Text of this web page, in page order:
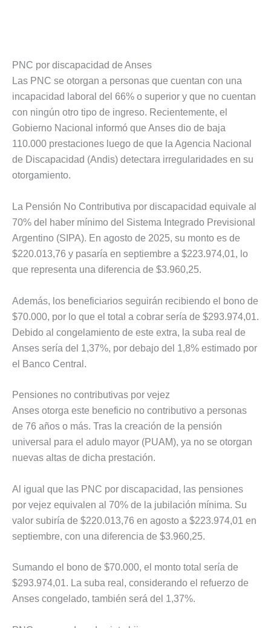
PNC por discapacidad de Anses
Las PNC se otorgan a personas que cuentan con una
incapacidad laboral del 66% o superior y que no cuentan
con ningún otro tipo de ingreso. Recientemente, el
Gobierno Nacional informó que Anses dio de baja
110.000 prestaciones luego de que la Agencia Nacional
de Discapacidad (Andis) detectara irregularidades en su
otorgamiento.
La Pensión No Contributiva por discapacidad equivale al
70% del haber mínimo del Sistema Integrado Previsional
Argentino (SIPA). En agosto de 2025, su monto es de
$220.013,76 y pasaría en septiembre a $223.974,01, lo
que representa una diferencia de $3.960,25.
Además, los beneficiarios seguirán recibiendo el bono de
$70.000, por lo que el total a cobrar sería de $293.974,01.
Debido al congelamiento de este extra, la suba real de
Anses sería del 1,37%, por debajo del 1,8% estimado por
el Banco Central.
Pensiones no contributivas por vejez
Anses otorga este beneficio no contributivo a personas
de 76 años o más. Tras la creación de la pensión
universal para el adulo mayor (PUAM), ya no se otorgan
nuevas altas de dicha prestación.
Al igual que las PNC por discapacidad, las pensiones
por vejez equivalen al 70% de la jubilación mínima. Su
valor subiría de $220.013,76 en agosto a $223.974,01 en
septiembre, con una diferencia de $3.960,25.
Sumando el bono de $70.000, el monto total sería de
$293.974,01. La suba real, considerando el refuerzo de
Anses congelado, también será del 1,37%.